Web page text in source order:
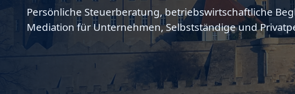
Persönliche Steuerberatung, betriebswirtschaftliche
Mediation für Unternehmen, Selbstständige und